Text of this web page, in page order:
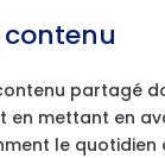
contenu
partagé
en mettant en
le quotidien